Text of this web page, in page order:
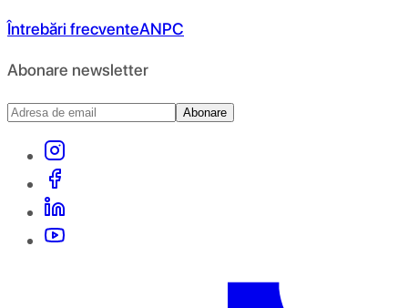
Întrebări frecventeANPC
Abonare newsletter
Abonare